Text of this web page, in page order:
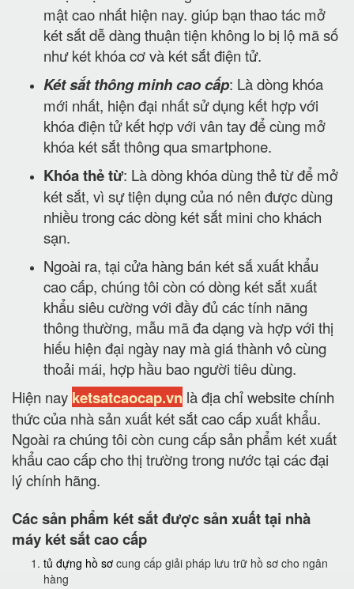
mật cao nhất hiện nay. giúp bạn thao tác mở
két sắt dễ dàng thuận tiện không lo bị lộ mã số
như két khóa cơ và két sắt điện tử.
Két sắt thông minh cao cấp: Là dòng khóa
mới nhất, hiện đại nhất sử dụng kết hợp với
khóa điện tử kết hợp với vân tay để cùng mở
khóa két sắt thông qua smartphone.
Khóa thẻ từ: Là dòng khóa dùng thẻ từ để mở
két sắt, vì sự tiện dụng của nó nên được dùng
nhiều trong các dòng két sắt mini cho khách
sạn.
Ngoài ra, tại cửa hàng bán két sắ xuất khẩu
cao cấp, chúng tôi còn có dòng két sắt xuất
khẩu siêu cường với đầy đủ các tính năng
thông thường, mẫu mã đa dạng và hợp với thị
hiếu hiện đại ngày nay mà giá thành vô cùng
thoải mái, hợp hầu bao người tiêu dùng.
Hiện nay ketsatcaocap.vn là địa chỉ website chính
thức của nhà sản xuất két sắt cao cấp xuất khẩu.
Ngoài ra chúng tôi còn cung cấp sản phẩm két xuất
khẩu cao cấp cho thị trường trong nước tại các đại
lý chính hãng.
Các sản phẩm két sắt được sản xuất tại nhà
máy két sắt cao cấp
tủ đựng hồ sơ cung cấp giải pháp lưu trữ hồ sơ cho ngân
hàng